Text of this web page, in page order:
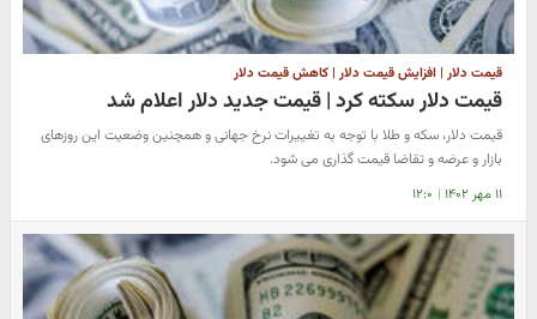
قیمت دلار | افزایش قیمت دلار | کاهش قیمت دلار
قیمت دلار سکته کرد | قیمت جدید دلار اعلام شد
قیمت دلار، سکه و طلا با توجه به تغییرات نرخ جهانی و همچنین وضعیت این روزهای
بازار و عرضه و تقاضا قیمت گذاری می شود.
۱۱ مهر ۱۴۰۲ | ۱۲:۰